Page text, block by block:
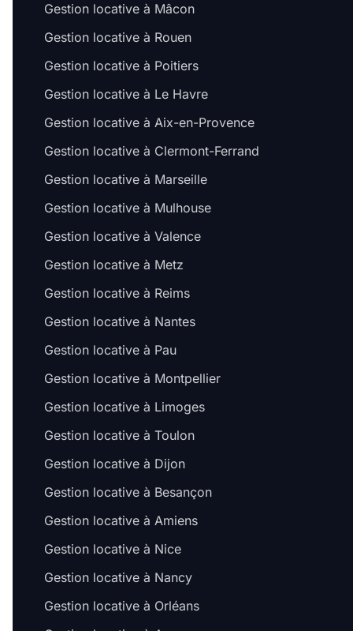
Gestion locative à Mâcon
Gestion locative à Rouen
Gestion locative à Poitiers
Gestion locative à Le Havre
Gestion locative à Aix-en-Provence
Gestion locative à Clermont-Ferrand
Gestion locative à Marseille
Gestion locative à Mulhouse
Gestion locative à Valence
Gestion locative à Metz
Gestion locative à Reims
Gestion locative à Nantes
Gestion locative à Pau
Gestion locative à Montpellier
Gestion locative à Limoges
Gestion locative à Toulon
Gestion locative à Dijon
Gestion locative à Besançon
Gestion locative à Amiens
Gestion locative à Nice
Gestion locative à Nancy
Gestion locative à Orléans